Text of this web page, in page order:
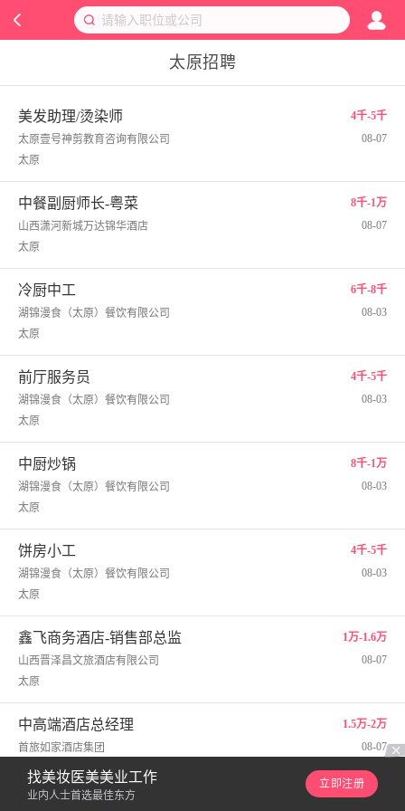
太原招聘
美发助理/烫染师
4千-5千
太原壹号神剪教育咨询有限公司
08-07
太原
中餐副厨师长-粤菜
8千-1万
山西潇河新城万达锦华酒店
08-07
太原
冷厨中工
6千-8千
湖锦漫食（太原）餐饮有限公司
08-03
太原
前厅服务员
4千-5千
湖锦漫食（太原）餐饮有限公司
08-03
太原
中厨炒锅
8千-1万
湖锦漫食（太原）餐饮有限公司
08-03
太原
饼房小工
4千-5千
湖锦漫食（太原）餐饮有限公司
08-03
太原
鑫飞商务酒店-销售部总监
1万-1.6万
山西晋泽昌文旅酒店有限公司
08-07
太原
中高端酒店总经理
1.5万-2万
首旅如家酒店集团
08-07
太原
找美妆医美美业工作
业内人士首选最佳东方
立即注册